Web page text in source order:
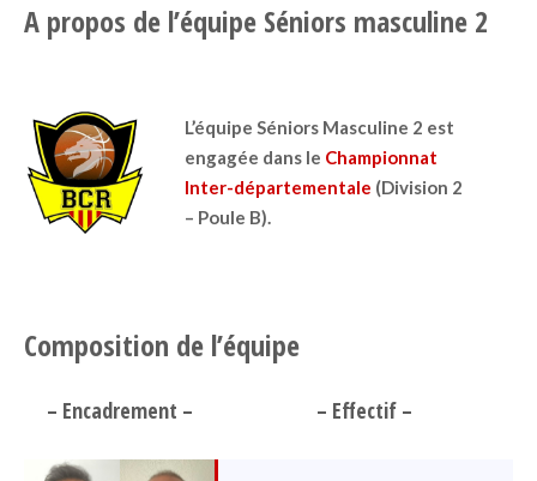
A propos de l’équipe Séniors masculine 2
L’équipe Séniors Masculine 2 est
engagée dans le Championnat
Inter-départementale (Division 2
– Poule B).
Composition de l’équipe
– Encadrement – – Effectif –